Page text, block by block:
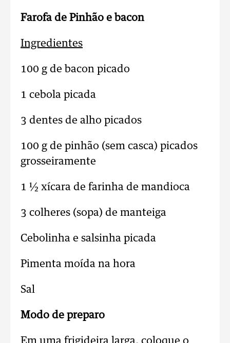
Farofa de Pinhão e bacon
Ingredientes
100 g de bacon picado
1 cebola picada
3 dentes de alho picados
100 g de pinhão (sem casca) picados
grosseiramente
1 ½ xícara de farinha de mandioca
3 colheres (sopa) de manteiga
Cebolinha e salsinha picada
Pimenta moída na hora
Sal
Modo de preparo
Em uma frigideira larga, coloque o